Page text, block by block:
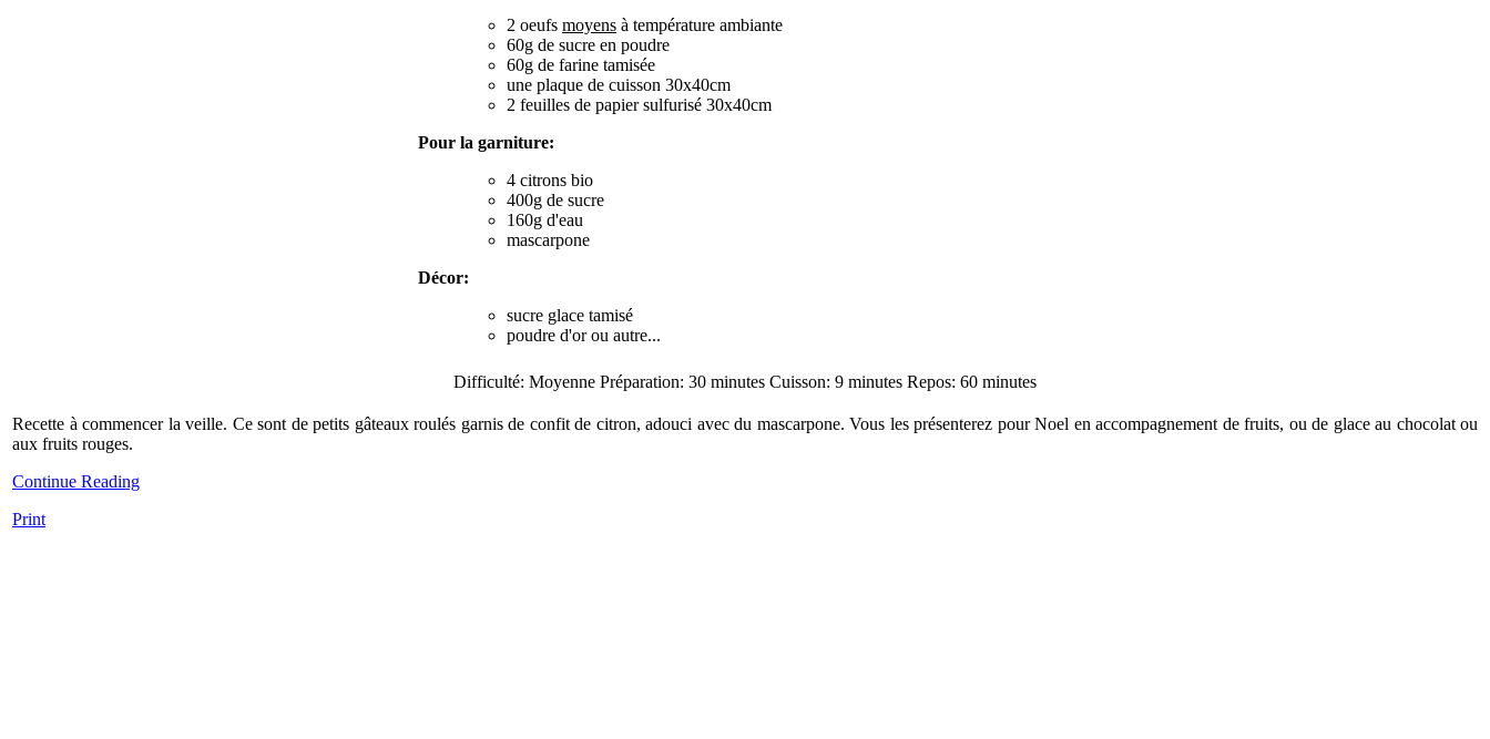
2 oeufs moyens à température ambiante
60g de sucre en poudre
60g de farine tamisée
une plaque de cuisson 30x40cm
2 feuilles de papier sulfurisé 30x40cm
Pour la garniture:
4 citrons bio
400g de sucre
160g d'eau
mascarpone
Décor:
sucre glace tamisé
poudre d'or ou autre...
Difficulté: Moyenne Préparation: 30 minutes Cuisson: 9 minutes Repos: 60 minutes
Recette à commencer la veille. Ce sont de petits gâteaux roulés garnis de confit de citron, adouci avec du mascarpone. Vous les présenterez pour Noel en accompagnement de fruits, ou de glace au chocolat ou
aux fruits rouges.
Continue Reading
Print